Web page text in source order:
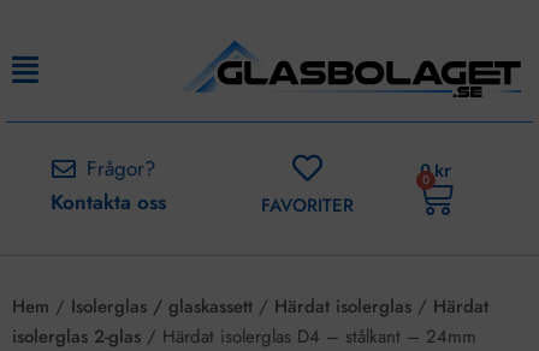
Frågor?
Kontakta oss
FAVORITER
0kr
0
Hem / Isolerglas / glaskassett / Härdat isolerglas / Härdat
isolerglas 2-glas / Härdat isolerglas D4 – stålkant – 24mm